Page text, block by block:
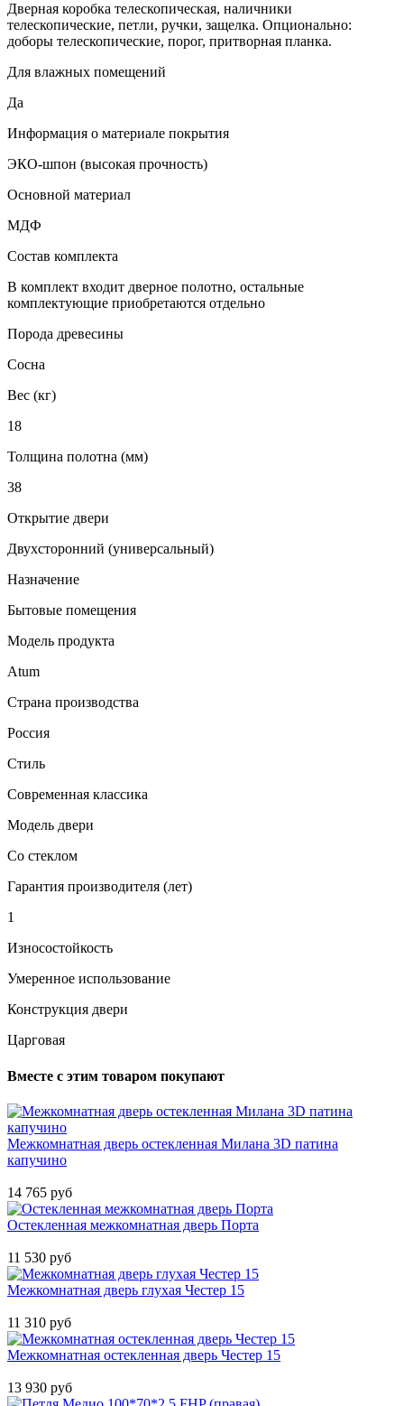
Дверная коробка телескопическая, наличники
телескопические, петли, ручки, защелка. Опционально:
доборы телескопические, порог, притворная планка.
Для влажных помещений
Да
Информация о материале покрытия
ЭКО-шпон (высокая прочность)
Основной материал
МДФ
Состав комплекта
В комплект входит дверное полотно, остальные
комплектующие приобретаются отдельно
Порода древесины
Сосна
Вес (кг)
18
Толщина полотна (мм)
38
Открытие двери
Двухсторонний (универсальный)
Назначение
Бытовые помещения
Модель продукта
Atum
Страна производства
Россия
Стиль
Современная классика
Модель двери
Со стеклом
Гарантия производителя (лет)
1
Износостойкость
Умеренное использование
Конструкция двери
Царговая
Вместе с этим товаром покупают
Межкомнатная дверь остекленная Милана 3D патина
капучино
14 765 руб
Остекленная межкомнатная дверь Порта
11 530 руб
Межкомнатная дверь глухая Честер 15
11 310 руб
Межкомнатная остекленная дверь Честер 15
13 930 руб